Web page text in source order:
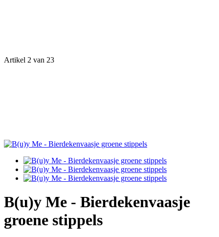
Artikel 2 van 23
B(u)y Me - Bierdekenvaasje
groene stippels